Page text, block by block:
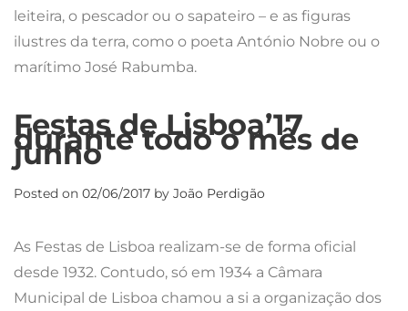
leiteira, o pescador ou o sapateiro – e as figuras
ilustres da terra, como o poeta António Nobre ou o
marítimo José Rabumba.
Festas de Lisboa’17
durante todo o mês de
junho
Posted on 02/06/2017 by João Perdigão
As Festas de Lisboa realizam-se de forma oficial
desde 1932. Contudo, só em 1934 a Câmara
Municipal de Lisboa chamou a si a organização dos